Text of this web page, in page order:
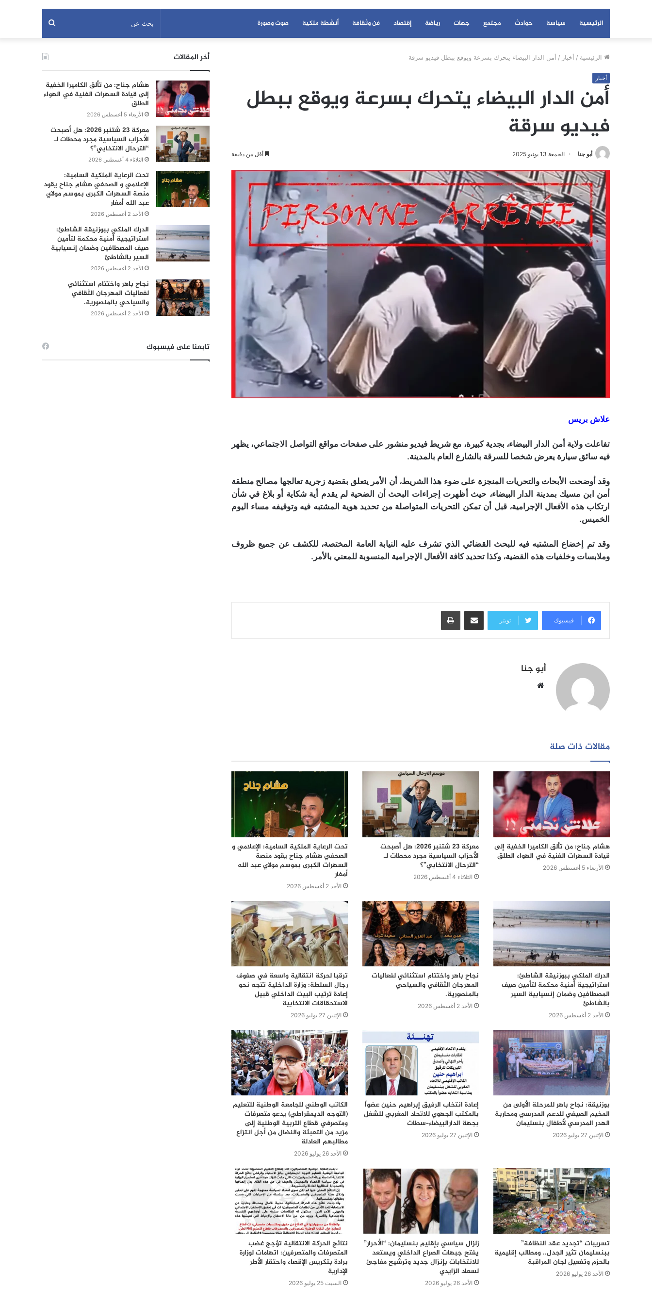
الرئيسية سياسة حوادث مجتمع جهات رياضة إقتصاد فن وثقافة أنشطة ملكية صوت وصورة بحث
عن
الرئيسية / أخبار / أمن الدار البيضاء يتحرك بسرعة ويوقع ببطل فيديو سرقة
أخبار
أمن الدار البيضاء يتحرك بسرعة ويوقع ببطل
فيديو سرقة
أبو جنا الجمعة 13 يونيو 2025 أقل من دقيقة
علاش بريس
تفاعلت ولاية أمن الدار البيضاء، بجدية كبيرة، مع شريط فيديو منشور على صفحات مواقع التواصل الاجتماعي، يظهر
فيه سائق سيارة يعرض شخصا للسرقة بالشارع العام بالمدينة.
وقد أوضحت الأبحاث والتحريات المنجزة على ضوء هذا الشريط، أن الأمر يتعلق بقضية زجرية تعالجها مصالح منطقة
أمن ابن مسيك بمدينة الدار البيضاء، حيث أظهرت إجراءات البحث أن الضحية لم يقدم أية شكاية أو بلاغ في شأن
ارتكاب هذه الأفعال الإجرامية، قبل أن تمكن التحريات المتواصلة من تحديد هوية المشتبه فيه وتوقيفه مساء اليوم
الخميس.
وقد تم إخضاع المشتبه فيه للبحث القضائي الذي تشرف عليه النيابة العامة المختصة، للكشف عن جميع ظروف
وملابسات وخلفيات هذه القضية، وكذا تحديد كافة الأفعال الإجرامية المنسوبة للمعني بالأمر.
فيسبوك تويتر
مشاركة عبر البريد طباعة
أبو جنا
مقالات ذات صلة
هشام جناح: من تألق الكاميرا الخفية إلى
قيادة السهرات الفنية في الهواء الطلق
الأربعاء 5 أغسطس 2026
معركة 23 شتنبر 2026: هل أصبحت
الأحزاب السياسية مجرد محطات لـ
“الترحال الانتخابي”؟
الثلاثاء 4 أغسطس 2026
تحت الرعاية الملكية السامية: الإعلامي و
الصحفي هشام جناح يقود منصة
السهرات الكبرى بموسم مولاي عبد الله
أمغار
الأحد 2 أغسطس 2026
الدرك الملكي ببوزنيقة الشاطئ:
استراتيجية أمنية محكمة لتأمين صيف
المصطافين وضمان إنسيابية السير
بالشاطئ
الأحد 2 أغسطس 2026
نجاح باهر واختتام استثنائي لفعاليات
المهرجان الثقافي والسياحي
بالمنصورية.
الأحد 2 أغسطس 2026
ترقبا لحركة انتقالية واسعة في صفوف
رجال السلطة: وزارة الداخلية تتجه نحو
إعادة ترتيب البيت الداخلي قبيل
الاستحقاقات الانتخابية
الإثنين 27 يوليو 2026
بوزنيقة: نجاح باهر للمرحلة الأولى من
المخيم الصيفي للدعم المدرسي ومحاربة
الهدر المدرسي لأطفال بنسليمان
الإثنين 27 يوليو 2026
إعادة انتخاب الرفيق إبراهيم حنين عضواً
بالمكتب الجهوي للاتحاد المغربي للشغل
بجهة الدارالبيضاء–سطات
الإثنين 27 يوليو 2026
الكاتب الوطني للجامعة الوطنية للتعليم
(التوجه الديمقراطي) يدعو متصرفات
ومتصرفي قطاع التربية الوطنية إلى
مزيد من التعبئة والنضال من أجل انتزاع
مطالبهم العادلة
الأحد 26 يوليو 2026
تسريبات “تجديد عقد النظافة”
ببنسليمان تثير الجدل.. ومطالب إقليمية
بالحزم وتفعيل لجان المراقبة
الأحد 26 يوليو 2026
زلزال سياسي بإقليم بنسليمان: “الأحرار”
يفتح جبهات الصراع الداخلي ويستعد
للانتخابات بإنزال جديد وترشيح مفاجئ
لسعاد الزايدي
الأحد 26 يوليو 2026
نتائج الحركة الانتقالية تؤجج غضب
المتصرفات والمتصرفين: اتهامات لوزارة
برادة بتكريس الإقصاء واحتقار الأطر
الإدارية
السبت 25 يوليو 2026
أخر المقالات
هشام جناح: من تألق الكاميرا الخفية
إلى قيادة السهرات الفنية في الهواء
الطلق
الأربعاء 5 أغسطس 2026
معركة 23 شتنبر 2026: هل أصبحت
الأحزاب السياسية مجرد محطات لـ
“الترحال الانتخابي”؟
الثلاثاء 4 أغسطس 2026
تحت الرعاية الملكية السامية:
الإعلامي و الصحفي هشام جناح يقود
منصة السهرات الكبرى بموسم مولاي
عبد الله أمغار
الأحد 2 أغسطس 2026
الدرك الملكي ببوزنيقة الشاطئ:
استراتيجية أمنية محكمة لتأمين
صيف المصطافين وضمان إنسيابية
السير بالشاطئ
الأحد 2 أغسطس 2026
نجاح باهر واختتام استثنائي
لفعاليات المهرجان الثقافي
والسياحي بالمنصورية.
الأحد 2 أغسطس 2026
تابعنا على فيسبوك